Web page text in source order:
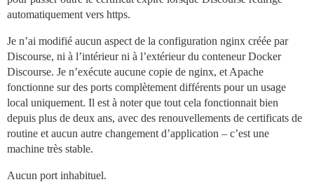
automatiquement vers https.
Je n’ai modifié aucun aspect de la configuration nginx créée par
Discourse, ni à l’intérieur ni à l’extérieur du conteneur Docker
Discourse. Je n’exécute aucune copie de nginx, et Apache
fonctionne sur des ports complètement différents pour un usage
local uniquement. Il est à noter que tout cela fonctionnait bien
depuis plus de deux ans, avec des renouvellements de certificats de
routine et aucun autre changement d’application – c’est une
machine très stable.
Aucun port inhabituel.